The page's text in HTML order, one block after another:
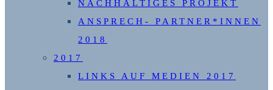
NACHHALTIGES PROJEKT
ANSPRECH- PARTNER*INNEN
2018
2017
LINKS AUF MEDIEN 2017